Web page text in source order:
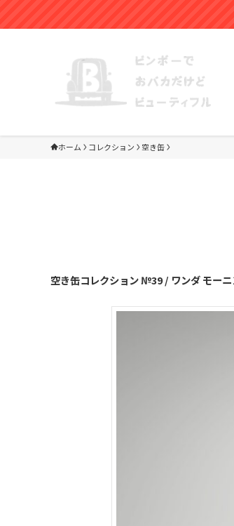
ホーム コレクション 空き缶
空き缶コレクション №39 / ワンダ モー